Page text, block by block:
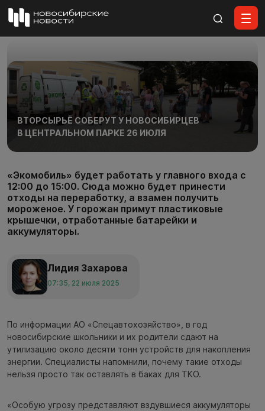
ВТОРСЫРЬЁ СОБЕРУТ У НОВОСИБИРЦЕВ
В ЦЕНТРАЛЬНОМ ПАРКЕ 26 ИЮЛЯ
«Экомобиль» будет работать у главного входа с
12:00 до 15:00. Сюда можно будет принести
отходы на переработку, а взамен получить
мороженое. У горожан примут пластиковые
крышечки, отработанные батарейки и
аккумуляторы.
Лидия Захарова
07:35, 22 июля 2025
По информации АО «Спецавтохозяйство», в год
новосибирские школьники и их родители сдают на
утилизацию около десяти тонн устройств для накопления
энергии. Специалисты напомнили, почему такие отходы
нельзя просто так оставлять в баках для ТКО.
«Особую угрозу представляют вздувшиеся аккумуляторы